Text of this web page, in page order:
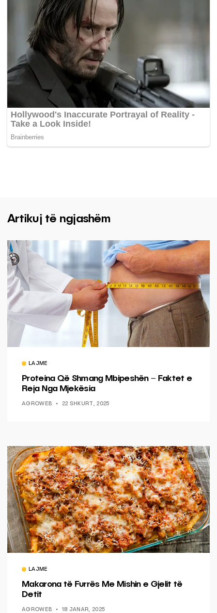
Artikuj të ngjashëm
LAJME
Proteina Që Shmang Mbipeshën – Faktet e
Reja Nga Mjekësia
AGROWEB 22 SHKURT, 2025
LAJME
Makarona të Furrës Me Mishin e Gjelit të
Detit
AGROWEB 18 JANAR, 2025